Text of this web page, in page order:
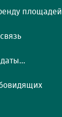
площадей